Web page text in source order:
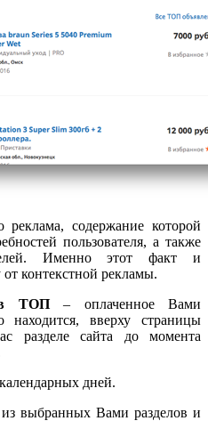
реклама, содержание которой
пользователя, а также
Именно этот факт и
контекстной рекламы.
в ТОП – оплаченное Вами
находится, вверху страницы
разделе сайта до момента
дней.
выбранных Вами разделов и